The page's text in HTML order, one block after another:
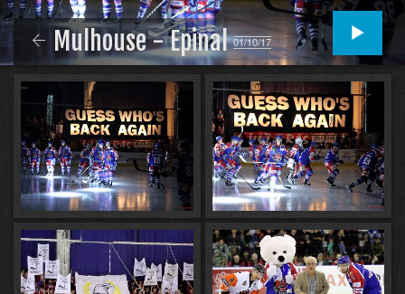
Mulhouse - Epinal01/10/17